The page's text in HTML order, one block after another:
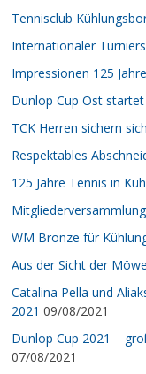
Tennisclub
Internationaler
Impressionen 125
Dunlop Cup Ost
TCK Herren sichern
Respektables
125 Jahre Tennis in
WM Bronze für
Aus der Sicht der
Catalina Pella und
2021 09/08/2021
Dunlop Cup 2021 –
07/08/2021